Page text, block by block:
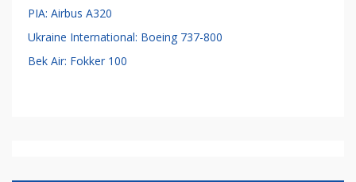
PIA: Airbus A320
Ukraine International: Boeing 737-800
Bek Air: Fokker 100